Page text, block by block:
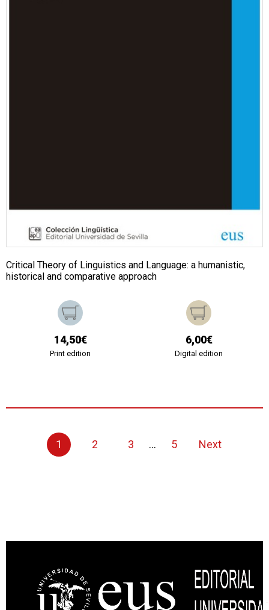
Critical Theory of Linguistics and Language: a humanistic,
historical and comparative approach
14,50€
Print edition
6,00€
Digital edition
1 2 3 ... 5 Next